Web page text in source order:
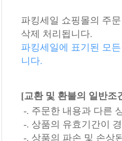
파킹세일 쇼핑몰의 주
삭제 처리됩니다.
파킹세일에 표기된 모
니다.
[교환 및 환불의 일반조
-. 주문한 내용과 다른
-. 상품의 유효기간이
-. 상품의 파손 및 손상